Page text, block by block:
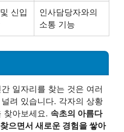
신입
인사담당자와의
소통 기능
일자리를 찾는 것은 여러
려 있습니다. 각자의 상황
찾아보세요. 속초의 아름다
으면서 새로운 경험을 쌓아